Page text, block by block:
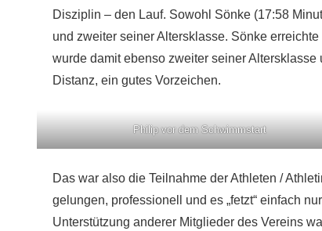
Disziplin – den Lauf. Sowohl Sönke (17:58
und zweiter seiner Altersklasse. Sönke
wurde damit ebenso zweiter seiner
Distanz, ein gutes Vorzeichen.
Philip vor dem Schwimmstart
Das war also die Teilnahme der Athleten /
gelungen, professionell und es „fetzt“ einfach
Unterstützung anderer Mitglieder des Vereins